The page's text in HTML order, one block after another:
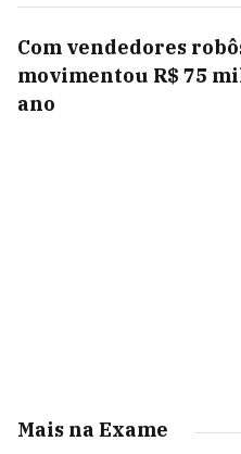
Com vendedores
movimentou R$ 75
ano
Mais na Exame